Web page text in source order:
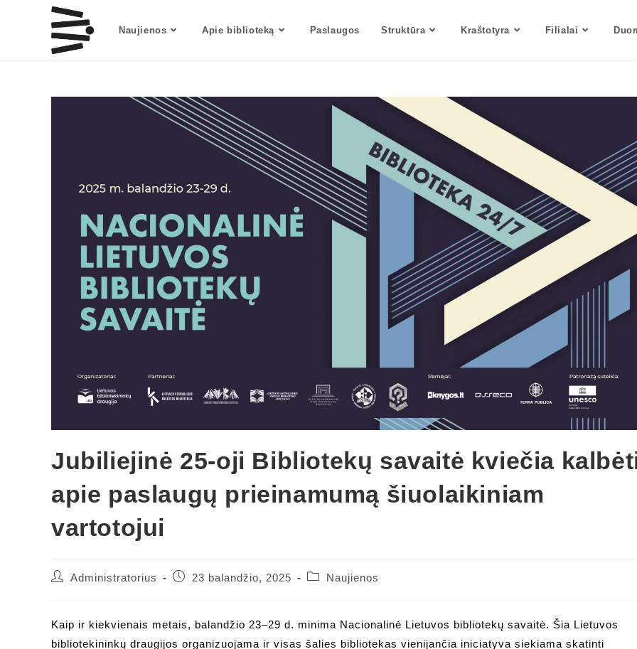
Naujienos Apie biblioteką Paslaugos Struktūra Kraštotyra Filialai
Jubiliejinė 25-oji Bibliotekų savaitė kviečia
apie paslaugų prieinamumą šiuolaikiniam
vartotojui
PostAdministratorius
Post23 balandžio, 2025
PostNaujienos
Kaip ir kiekvienais metais, balandžio 23–29 d. minima Nacionalinė Lietuvos bibliotekų savaitė. Šia Lietuvos
bibliotekininkų draugijos organizuojama ir visas šalies bibliotekas vienijančia iniciatyva siekiama skatinti